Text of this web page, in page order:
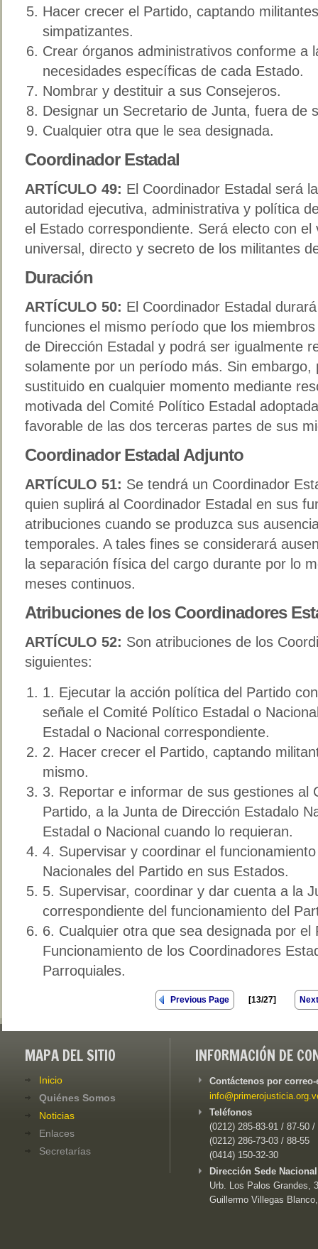
Hacer crecer el Partido, captando
simpatizantes.
Crear órganos administrativos conforme a
necesidades específicas de cada Estado.
Nombrar y destituir a sus Consejeros.
Designar un Secretario de Junta, fuera de
Cualquier otra que le sea designada.
Coordinador Estadal
ARTÍCULO 49: El Coordinador Estadal será
autoridad ejecutiva, administrativa y política
el Estado correspondiente. Será electo con el
universal, directo y secreto de los militantes
Duración
ARTÍCULO 50: El Coordinador Estadal
funciones el mismo período que los
de Dirección Estadal y podrá ser igualmente
solamente por un período más. Sin embargo,
sustituido en cualquier momento mediante
motivada del Comité Político Estadal
favorable de las dos terceras partes de sus
Coordinador Estadal Adjunto
ARTÍCULO 51: Se tendrá un Coordinador
quien suplirá al Coordinador Estadal en sus
atribuciones cuando se produzca sus
temporales. A tales fines se considerará
la separación física del cargo durante por lo
meses continuos.
Atribuciones de los Coordinadores
ARTÍCULO 52: Son atribuciones de los
siguientes:
1. Ejecutar la acción política del Partido
señale el Comité Político Estadal o
Estadal o Nacional correspondiente.
2. Hacer crecer el Partido, captando
mismo.
3. Reportar e informar de sus gestiones al
Partido, a la Junta de Dirección Estadalo
Estadal o Nacional cuando lo requieran.
4. Supervisar y coordinar el
Nacionales del Partido en sus Estados.
5. Supervisar, coordinar y dar cuenta a la
correspondiente del funcionamiento del
6. Cualquier otra que sea designada por el
Funcionamiento de los Coordinadores
Parroquiales.
Previous Page [13/27]
MAPA DEL SITIO
Inicio
Quiénes Somos
Noticias
Enlaces
Secretarías
INFORMACIÓN DE
Contáctenos por
Teléfonos
(0212) 285-83-91 / 87-50 /
(0212) 286-73-03 / 88-55
(0414) 150-32-30
Dirección Sede
Urb. Los Palos Grandes,
Guillermo Villegas